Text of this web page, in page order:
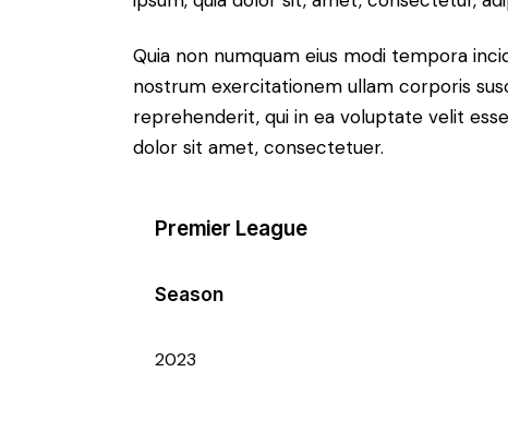
Quia non numquam eius modi tempora
nostrum exercitationem ullam corporis
reprehenderit, qui in ea voluptate velit
dolor sit amet, consectetuer.
Premier League
Season
2023